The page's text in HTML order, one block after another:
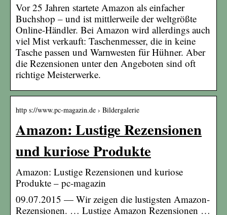
Vor 25 Jahren startete Amazon als einfacher
Buchshop – und ist mittlerweile der weltgrößte
Online-Händler. Bei Amazon wird allerdings auch
viel Mist verkauft: Taschenmesser, die in keine
Tasche passen und Warnwesten für Hühner. Aber
die Rezensionen unter den Angeboten sind oft
richtige Meisterwerke.
http s://www.pc-magazin.de › Bildergalerie
Amazon: Lustige Rezensionen
und kuriose Produkte
Amazon: Lustige Rezensionen und kuriose
Produkte – pc-magazin
09.07.2015 — Wir zeigen die lustigsten Amazon-
Rezensionen. … Lustige Amazon Rezensionen …